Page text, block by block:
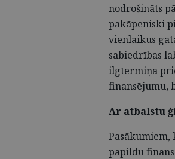
nodrošināts
pakāpeniski
vienlaikus
sabiedrības
ilgtermiņa
finansējumu,
Ar atbalstu
Pasākumiem,
papildu